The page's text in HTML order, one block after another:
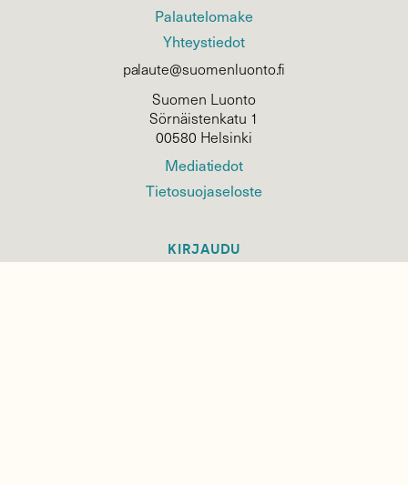
Palautelomake
Yhteystiedot
palaute@suomenluonto.fi
Suomen Luonto
Sörnäistenkatu 1
00580 Helsinki
Mediatiedot
Tietosuojaseloste
KIRJAUDU